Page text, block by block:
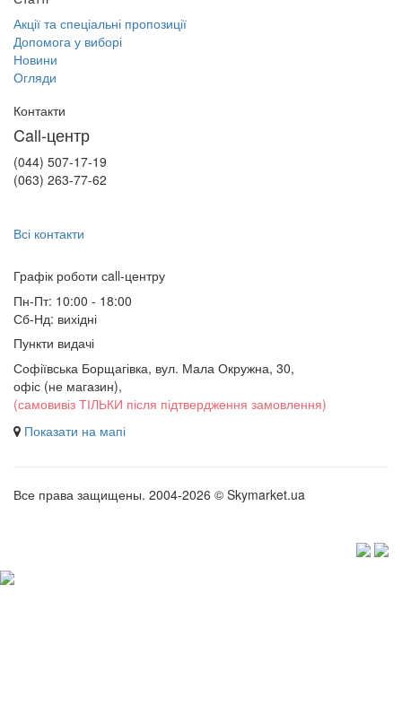
Акції та спеціальні пропозиції
Допомога у виборі
Новини
Огляди
Контакти
Call-центр
(044) 507-17-19
(063) 263-77-62
Всі контакти
Графік роботи сall-центру
Пн-Пт: 10:00 - 18:00
Сб-Нд: вихідні
Пункти видачі
Софіївська Борщагівка, вул. Мала Окружна, 30,
офіс (не магазин),
(самовивіз ТІЛЬКИ після підтвердження замовлення)
Показати на мапі
Все права защищены. 2004-2026 © Skymarket.ua